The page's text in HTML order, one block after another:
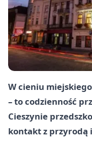
W cieniu
– to codzienność
Cieszynie
kontakt z przyrodą